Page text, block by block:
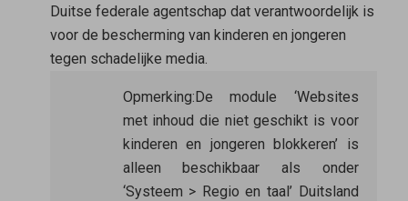
Duitse federale agentschap dat verantwoordelijk is
voor de bescherming van kinderen en jongeren
tegen schadelijke media.
Opmerking:De module ‘Websites
met inhoud die niet geschikt is voor
kinderen en jongeren blokkeren’ is
alleen beschikbaar als onder
‘Systeem > Regio en taal’ Duitsland